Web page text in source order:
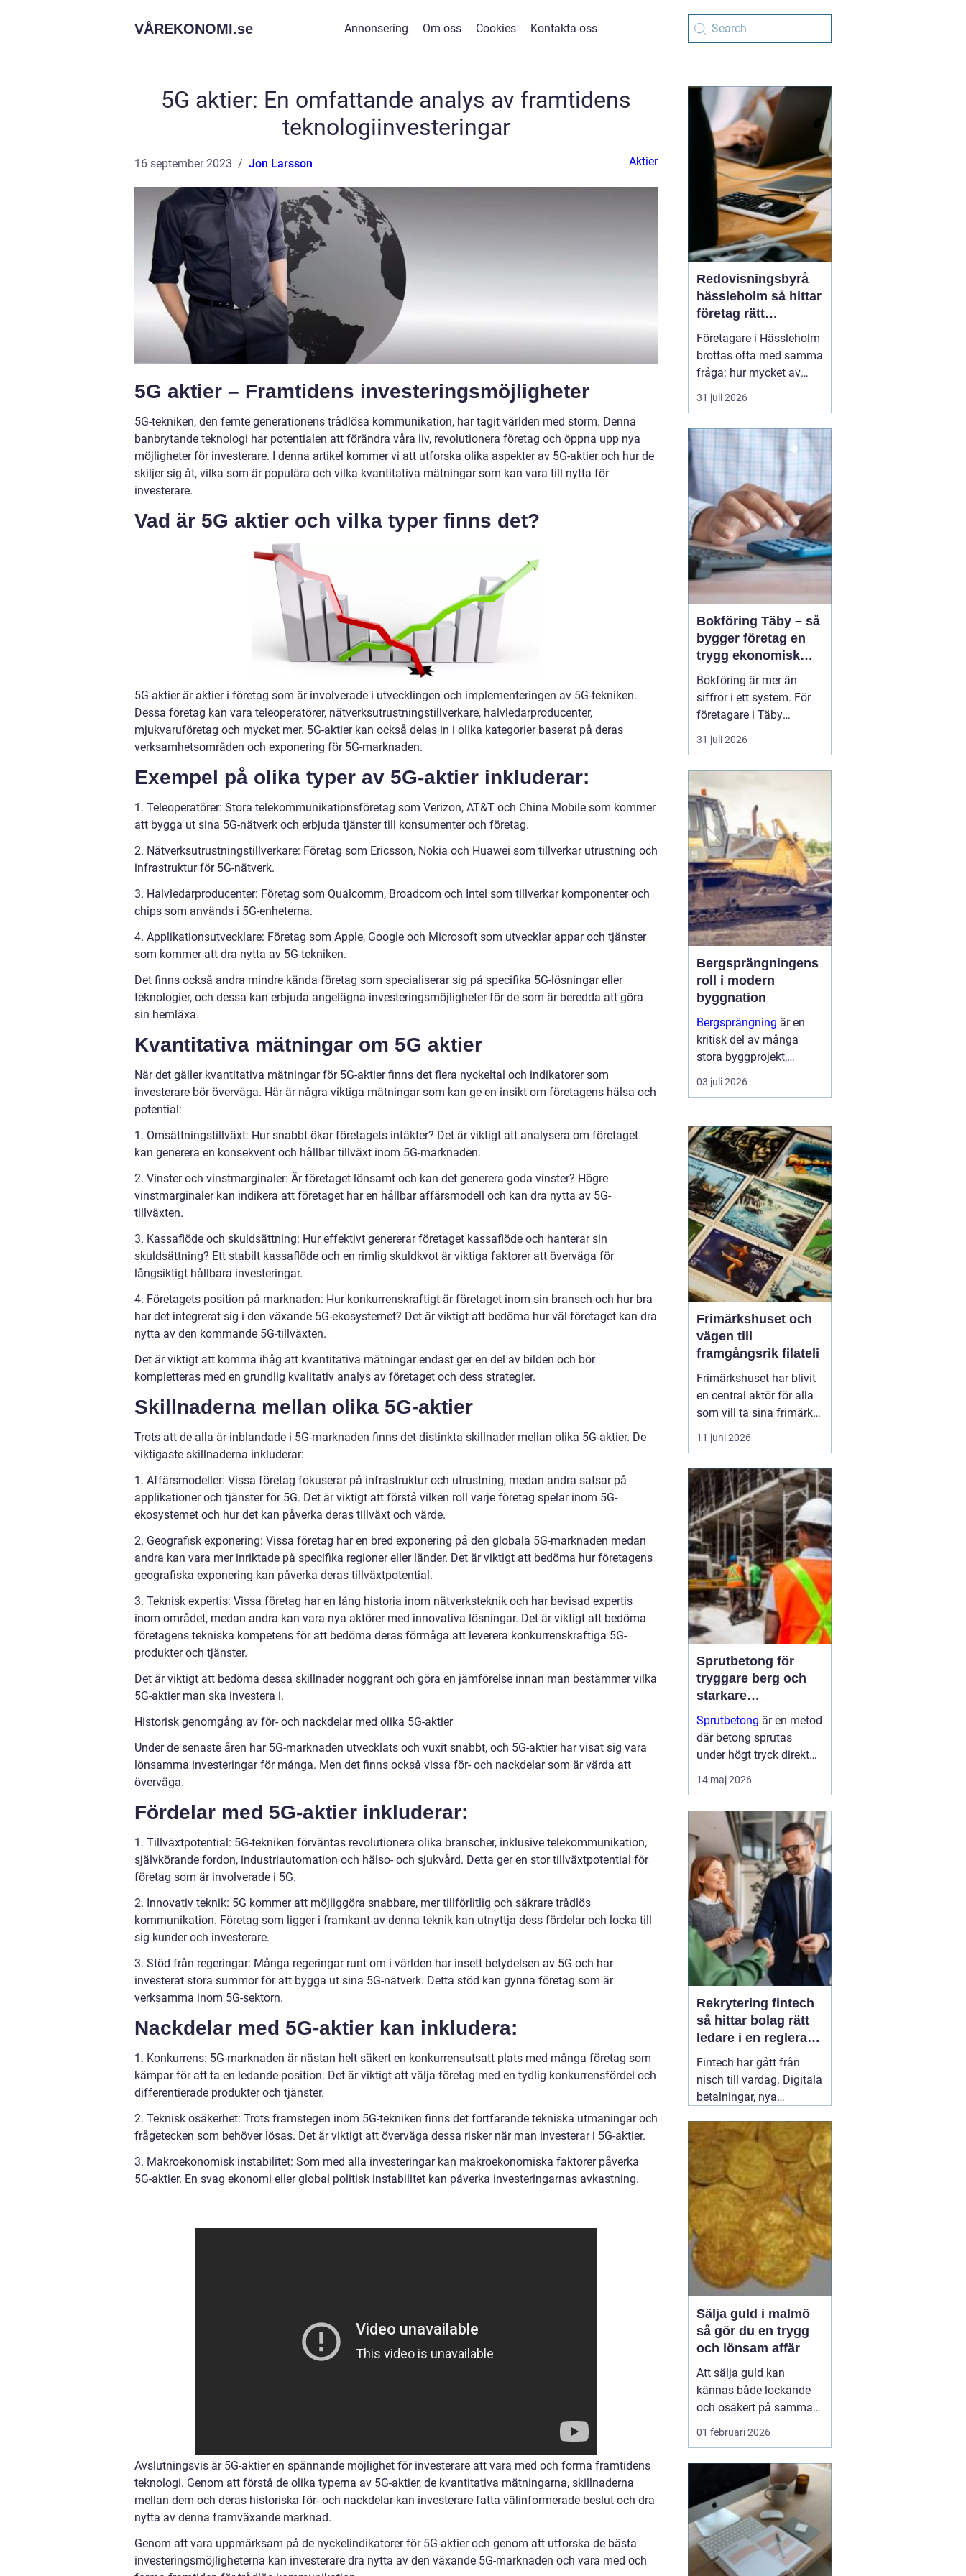
VÅREKONOMI.se Annonsering Om oss Cookies Kontakta oss
5G aktier: En omfattande analys av framtidens
teknologiinvesteringar
16 september 2023 Jon Larsson Aktier
5G aktier – Framtidens investeringsmöjligheter
5G-tekniken, den femte generationens trådlösa kommunikation, har tagit världen med storm. Denna
banbrytande teknologi har potentialen att förändra våra liv, revolutionera företag och öppna upp nya
möjligheter för investerare. I denna artikel kommer vi att utforska olika aspekter av 5G-aktier och hur de
skiljer sig åt, vilka som är populära och vilka kvantitativa mätningar som kan vara till nytta för
investerare.
Vad är 5G aktier och vilka typer finns det?
5G-aktier är aktier i företag som är involverade i utvecklingen och implementeringen av 5G-tekniken.
Dessa företag kan vara teleoperatörer, nätverksutrustningstillverkare, halvledarproducenter,
mjukvaruföretag och mycket mer. 5G-aktier kan också delas in i olika kategorier baserat på deras
verksamhetsområden och exponering för 5G-marknaden.
Exempel på olika typer av 5G-aktier inkluderar:
1. Teleoperatörer: Stora telekommunikationsföretag som Verizon, AT&T och China Mobile som kommer
att bygga ut sina 5G-nätverk och erbjuda tjänster till konsumenter och företag.
2. Nätverksutrustningstillverkare: Företag som Ericsson, Nokia och Huawei som tillverkar utrustning och
infrastruktur för 5G-nätverk.
3. Halvledarproducenter: Företag som Qualcomm, Broadcom och Intel som tillverkar komponenter och
chips som används i 5G-enheterna.
4. Applikationsutvecklare: Företag som Apple, Google och Microsoft som utvecklar appar och tjänster
som kommer att dra nytta av 5G-tekniken.
Det finns också andra mindre kända företag som specialiserar sig på specifika 5G-lösningar eller
teknologier, och dessa kan erbjuda angelägna investeringsmöjligheter för de som är beredda att göra
sin hemläxa.
Kvantitativa mätningar om 5G aktier
När det gäller kvantitativa mätningar för 5G-aktier finns det flera nyckeltal och indikatorer som
investerare bör överväga. Här är några viktiga mätningar som kan ge en insikt om företagens hälsa och
potential:
1. Omsättningstillväxt: Hur snabbt ökar företagets intäkter? Det är viktigt att analysera om företaget
kan generera en konsekvent och hållbar tillväxt inom 5G-marknaden.
2. Vinster och vinstmarginaler: Är företaget lönsamt och kan det generera goda vinster? Högre
vinstmarginaler kan indikera att företaget har en hållbar affärsmodell och kan dra nytta av 5G-
tillväxten.
3. Kassaflöde och skuldsättning: Hur effektivt genererar företaget kassaflöde och hanterar sin
skuldsättning? Ett stabilt kassaflöde och en rimlig skuldkvot är viktiga faktorer att överväga för
långsiktigt hållbara investeringar.
4. Företagets position på marknaden: Hur konkurrenskraftigt är företaget inom sin bransch och hur bra
har det integrerat sig i den växande 5G-ekosystemet? Det är viktigt att bedöma hur väl företaget kan dra
nytta av den kommande 5G-tillväxten.
Det är viktigt att komma ihåg att kvantitativa mätningar endast ger en del av bilden och bör
kompletteras med en grundlig kvalitativ analys av företaget och dess strategier.
Skillnaderna mellan olika 5G-aktier
Trots att de alla är inblandade i 5G-marknaden finns det distinkta skillnader mellan olika 5G-aktier. De
viktigaste skillnaderna inkluderar:
1. Affärsmodeller: Vissa företag fokuserar på infrastruktur och utrustning, medan andra satsar på
applikationer och tjänster för 5G. Det är viktigt att förstå vilken roll varje företag spelar inom 5G-
ekosystemet och hur det kan påverka deras tillväxt och värde.
2. Geografisk exponering: Vissa företag har en bred exponering på den globala 5G-marknaden medan
andra kan vara mer inriktade på specifika regioner eller länder. Det är viktigt att bedöma hur företagens
geografiska exponering kan påverka deras tillväxtpotential.
3. Teknisk expertis: Vissa företag har en lång historia inom nätverksteknik och har bevisad expertis
inom området, medan andra kan vara nya aktörer med innovativa lösningar. Det är viktigt att bedöma
företagens tekniska kompetens för att bedöma deras förmåga att leverera konkurrenskraftiga 5G-
produkter och tjänster.
Det är viktigt att bedöma dessa skillnader noggrant och göra en jämförelse innan man bestämmer vilka
5G-aktier man ska investera i.
Historisk genomgång av för- och nackdelar med olika 5G-aktier
Under de senaste åren har 5G-marknaden utvecklats och vuxit snabbt, och 5G-aktier har visat sig vara
lönsamma investeringar för många. Men det finns också vissa för- och nackdelar som är värda att
överväga.
Fördelar med 5G-aktier inkluderar:
1. Tillväxtpotential: 5G-tekniken förväntas revolutionera olika branscher, inklusive telekommunikation,
självkörande fordon, industriautomation och hälso- och sjukvård. Detta ger en stor tillväxtpotential för
företag som är involverade i 5G.
2. Innovativ teknik: 5G kommer att möjliggöra snabbare, mer tillförlitlig och säkrare trådlös
kommunikation. Företag som ligger i framkant av denna teknik kan utnyttja dess fördelar och locka till
sig kunder och investerare.
3. Stöd från regeringar: Många regeringar runt om i världen har insett betydelsen av 5G och har
investerat stora summor för att bygga ut sina 5G-nätverk. Detta stöd kan gynna företag som är
verksamma inom 5G-sektorn.
Nackdelar med 5G-aktier kan inkludera:
1. Konkurrens: 5G-marknaden är nästan helt säkert en konkurrensutsatt plats med många företag som
kämpar för att ta en ledande position. Det är viktigt att välja företag med en tydlig konkurrensfördel och
differentierade produkter och tjänster.
2. Teknisk osäkerhet: Trots framstegen inom 5G-tekniken finns det fortfarande tekniska utmaningar och
frågetecken som behöver lösas. Det är viktigt att överväga dessa risker när man investerar i 5G-aktier.
3. Makroekonomisk instabilitet: Som med alla investeringar kan makroekonomiska faktorer påverka
5G-aktier. En svag ekonomi eller global politisk instabilitet kan påverka investeringarnas avkastning.
Avslutningsvis är 5G-aktier en spännande möjlighet för investerare att vara med och forma framtidens
teknologi. Genom att förstå de olika typerna av 5G-aktier, de kvantitativa mätningarna, skillnaderna
mellan dem och deras historiska för- och nackdelar kan investerare fatta välinformerade beslut och dra
nytta av denna framväxande marknad.
Genom att vara uppmärksam på de nyckelindikatorer för 5G-aktier och genom att utforska de bästa
investeringsmöjligheterna kan investerare dra nytta av den växande 5G-marknaden och vara med och
Redovisningsbyrå
hässleholm så hittar
företag rätt
ekonomipartner
Företagare i Hässleholm
brottas ofta med samma
fråga: hur mycket av
ekonomin ska skötas
själv och när lönar det
redovisningsbyrå i
Hässleholm kan fungera
som en extern
ekonomiavdelning som
både minskar risken för
fel och frigör t...
31 juli 2026
Bokföring Täby – så
bygger företag en
trygg ekonomisk
grund
Bokföring är mer än
siffror i ett system. För
företagare i Täby
handlar det om kontroll,
trygghet och möjligheten
vardagen. När ekonomin
är strukturerad och
uppdaterad blir allt an...
31 juli 2026
Bergsprängningens
roll i modern
byggnation
Bergsprängning är en
kritisk del av många
stora byggprojekt,
särskilt i områden med
kuperad terräng.
ingenjörer att
bokstavligen flytta berg
för att sk...
03 juli 2026
Frimärkshuset och
vägen till
framgångsrik filateli
Frimärkshuset har blivit
en central aktör för alla
som vill ta sina frimärks-
och myntsamlingar på
allvar. Genom
Frimärkshuset får
samlare, arvingar och
investerare en tydlig väg
in i en a...
11 juni 2026
Sprutbetong för
tryggare berg och
starkare
konstruktioner
Sprutbetong är en metod
där betong sprutas
under högt tryck direkt
mot en yta, ofta berg
eller befintlig betong.
14 maj 2026
Rekrytering fintech
så hittar bolag rätt
ledare i en reglerad
tillväxtbransch
Fintech har gått från
nisch till vardag. Digitala
betalningar, nya
krypto är en naturlig del
av finansmarknaden.
Samtidigt skruvas
regelverken åt och
konkurrensen om
erfarna ledare hårdnar.
Företag som lyckas med
08 februari 2026
Sälja guld i malmö
så gör du en trygg
och lönsam affär
Att sälja guld kan
kännas både lockande
och osäkert på samma
gång. Många har
ringar, gamla halsband,
enstaka örhängen eller
kanske tandguld.
Samtidigt är det svårt att
veta vad som är ett
rättvist pris, hur ...
01 februari 2026